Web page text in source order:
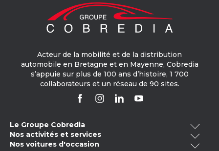
Acteur de la mobilité et de la distribution
automobile en Bretagne et en Mayenne, Cobredia
s’appuie sur plus de 100 ans d’histoire, 1 700
collaborateurs et un réseau de 90 sites.
Le Groupe Cobredia
Qui sommes-nous ?
Nos activités et services
Nos voitures d'occasion